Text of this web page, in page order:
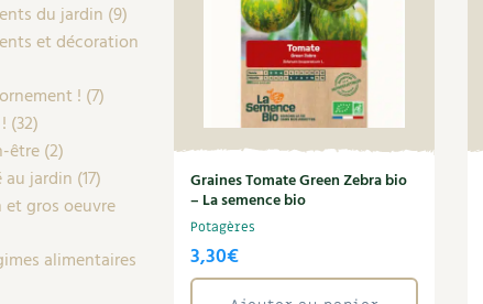
du jardin (9)
et décoration
! (7)
(32)
être(2)
au jardin (17)
gros oeuvre
alimentaires
Graines Tomate Green Zebra bio
– La semence bio
Potagères
3,30€